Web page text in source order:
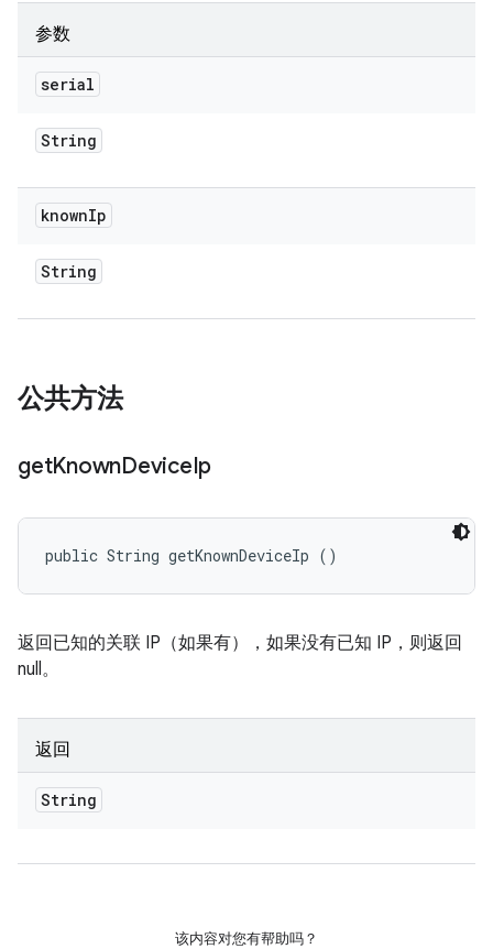
参数
serial
String
knownIp
String
公共方法
getKnownDeviceIp
public String getKnownDeviceIp ()
返回已知的关联 IP（如果有），如果没有已知 IP，则返回
null。
返回
String
该内容对您有帮助吗？